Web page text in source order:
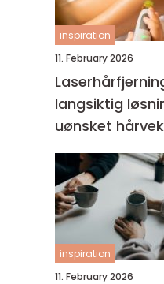
inspiration
11. February 2026
Laserhårfjerning
langsiktig
uønsket
inspiration
11. February 2026